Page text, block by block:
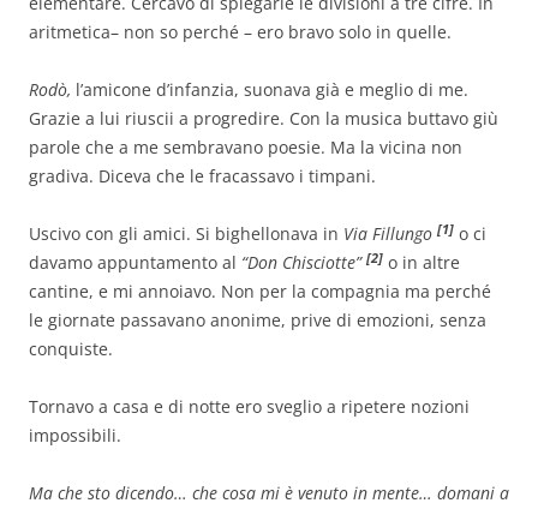
aritmetica– non so perché – ero bravo solo in quelle.
Rodò, l’amicone d’infanzia, suonava già e meglio di me.
Grazie a lui riuscii a progredire. Con la musica buttavo giù
parole che a me sembravano poesie. Ma la vicina non
gradiva. Diceva che le fracassavo i timpani.
Uscivo con gli amici. Si bighellonava in Via Fillungo [1] o ci
davamo appuntamento al “Don Chisciotte” [2] o in altre
cantine, e mi annoiavo. Non per la compagnia ma perché
le giornate passavano anonime, prive di emozioni, senza
conquiste.
Tornavo a casa e di notte ero sveglio a ripetere nozioni
impossibili.
Ma che sto dicendo… che cosa mi è venuto in mente… domani a